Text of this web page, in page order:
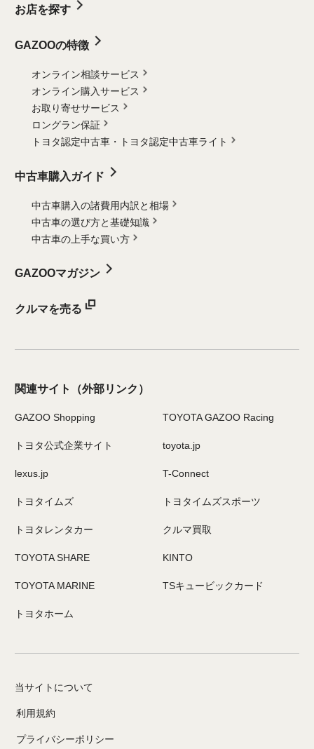
お店を探す
GAZOOの特徴
オンライン相談サービス
オンライン購入サービス
お取り寄せサービス
ロングラン保証
トヨタ認定中古車・
トヨタ認定中古車ライト
中古車購入ガイド
中古車購入の諸費用内訳と相場
中古車の選び方と基礎知識
中古車の上手な買い方
GAZOOマガジン
クルマを売る
関連サイト （外部リンク）
GAZOO Shopping TOYOTA GAZOO Racing
トヨタ公式企業サイト toyota.jp
lexus.jp T-Connect
トヨタイムズ トヨタイムズスポーツ
トヨタレンタカー クルマ買取
TOYOTA SHARE KINTO
TOYOTA MARINE TSキュービックカード
トヨタホーム
当サイトについて
利用規約
プライバシーポリシー